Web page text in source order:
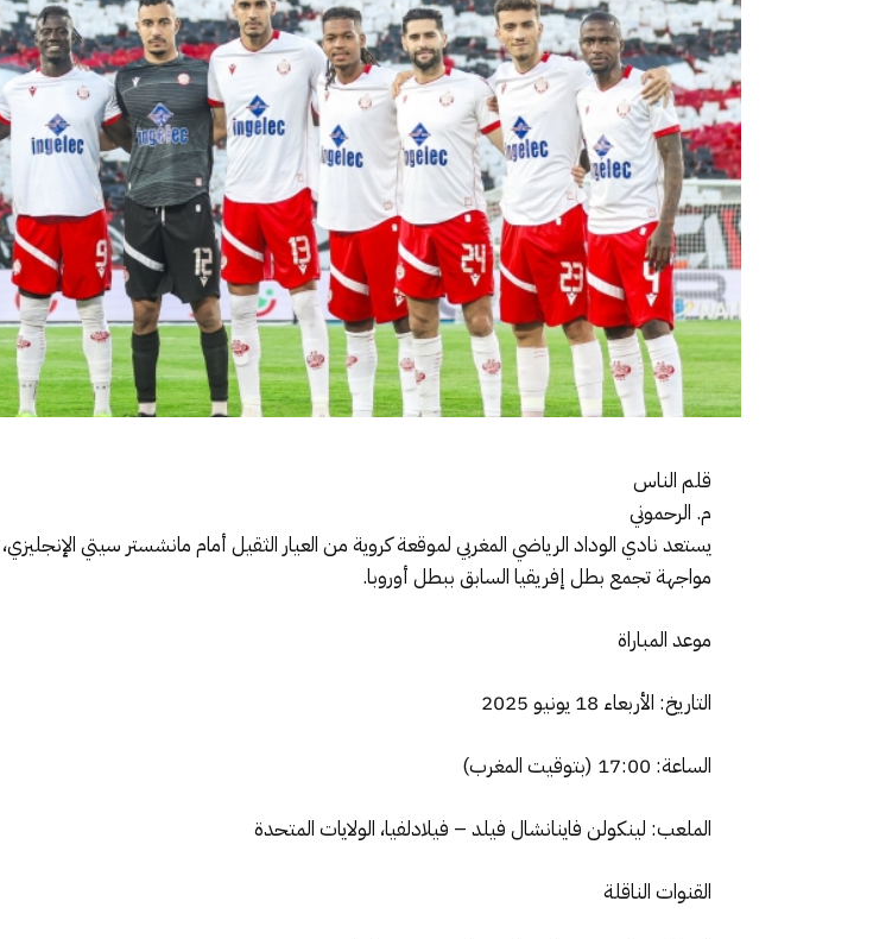
قلم الناس
م. الرحموني
مواجهة تجمع بطل إفريقيا السابق ببطل أوروبا.
موعد المباراة
التاريخ: الأربعاء 18 يونيو 2025
الساعة: 17:00 (بتوقيت المغرب)
الملعب: لينكولن فاينانشال فيلد – فيلادلفيا، الولايات المتحدة
القنوات الناقلة